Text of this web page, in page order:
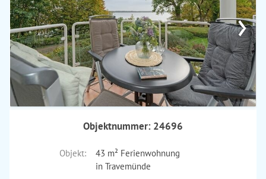
›
Objektnummer: 24696
Objekt:
43 m² Ferienwohnung
in Travemünde